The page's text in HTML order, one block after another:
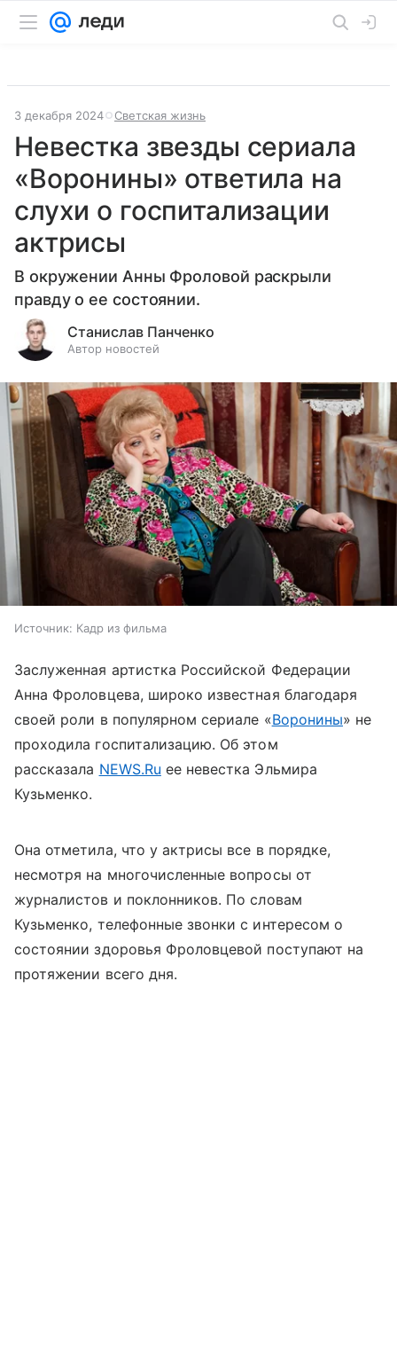
3 декабря 2024 Светская жизнь
Невестка звезды сериала
«Воронины» ответила на
слухи о госпитализации
актрисы
В окружении Анны Фроловой раскрыли
правду о ее состоянии.
Станислав Панченко
Автор новостей
Источник: Кадр из фильма
Заслуженная артистка Российской Федерации
Анна Фроловцева, широко известная благодаря
своей роли в популярном сериале «Воронины» не
проходила госпитализацию. Об этом
рассказала NEWS.Ru ее невестка Эльмира
Кузьменко.
Она отметила, что у актрисы все в порядке,
несмотря на многочисленные вопросы от
журналистов и поклонников. По словам
Кузьменко, телефонные звонки с интересом о
состоянии здоровья Фроловцевой поступают на
протяжении всего дня.